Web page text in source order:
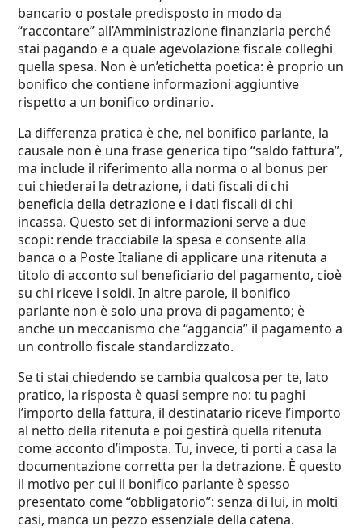
bancario o postale predisposto in modo da
“raccontare” all’Amministrazione finanziaria perché
stai pagando e a quale agevolazione fiscale colleghi
quella spesa. Non è un’etichetta poetica: è proprio un
bonifico che contiene informazioni aggiuntive
rispetto a un bonifico ordinario.
La differenza pratica è che, nel bonifico parlante, la
causale non è una frase generica tipo “saldo fattura”,
ma include il riferimento alla norma o al bonus per
cui chiederai la detrazione, i dati fiscali di chi
beneficia della detrazione e i dati fiscali di chi
incassa. Questo set di informazioni serve a due
scopi: rende tracciabile la spesa e consente alla
banca o a Poste Italiane di applicare una ritenuta a
titolo di acconto sul beneficiario del pagamento, cioè
su chi riceve i soldi. In altre parole, il bonifico
parlante non è solo una prova di pagamento; è
anche un meccanismo che “aggancia” il pagamento a
un controllo fiscale standardizzato.
Se ti stai chiedendo se cambia qualcosa per te, lato
pratico, la risposta è quasi sempre no: tu paghi
l’importo della fattura, il destinatario riceve l’importo
al netto della ritenuta e poi gestirà quella ritenuta
come acconto d’imposta. Tu, invece, ti porti a casa la
documentazione corretta per la detrazione. È questo
il motivo per cui il bonifico parlante è spesso
presentato come “obbligatorio”: senza di lui, in molti
casi, manca un pezzo essenziale della catena.